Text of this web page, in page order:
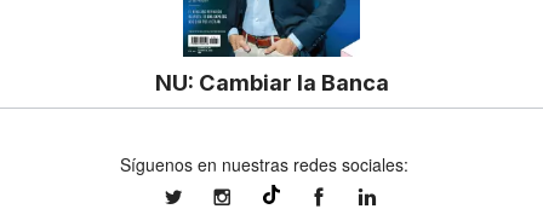
NU: Cambiar la Banca
Síguenos en nuestras redes sociales:
expansionmxexpansionmx ExpansionMex